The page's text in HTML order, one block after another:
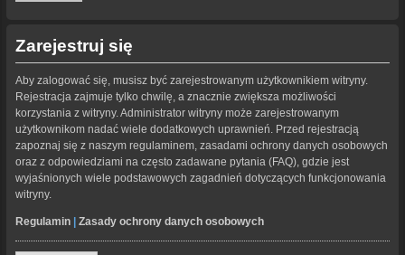
Zarejestruj się
Aby zalogować się, musisz być zarejestrowanym użytkownikiem witryny.
Rejestracja zajmuje tylko chwilę, a znacznie zwiększa możliwości
korzystania z witryny. Administrator witryny może zarejestrowanym
użytkownikom nadać wiele dodatkowych uprawnień. Przed rejestracją
zapoznaj się z naszym regulaminem, zasadami ochrony danych osobowych
oraz z odpowiedziami na często zadawane pytania (FAQ), gdzie jest
wyjaśnionych wiele podstawowych zagadnień dotyczących funkcjonowania
witryny.
Regulamin Zasady ochrony danych osobowych